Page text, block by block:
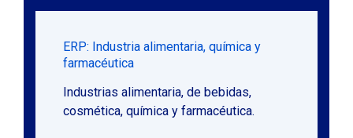
ERP: Industria alimentaria, química y
farmacéutica
Industrias alimentaria, de bebidas,
cosmética, química y farmacéutica.